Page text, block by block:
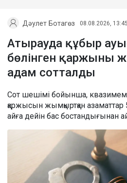
Дәулет Ботагөз 08.08.2026, 13:45
Атырауда құбыр
бөлінген қаржыны
адам сотталды
Сот шешімі бойынша,
қаржысын жымқыртқан
айға дейін бас бостандығынан